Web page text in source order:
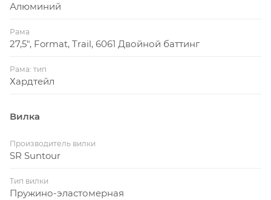
Алюминий
Рама
27,5", Format, Trail, 6061 Двойной баттинг
Рама: тип
Хардтейл
Вилка
Производитель вилки
SR Suntour
Тип вилки
Пружино-эластомерная